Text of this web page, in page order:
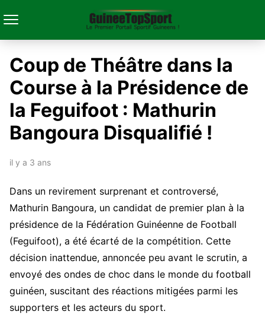
Coup de Théâtre dans la
Course à la Présidence de
la Feguifoot : Mathurin
Bangoura Disqualifié !
il y a 3 ans
Dans un revirement surprenant et controversé,
Mathurin Bangoura, un candidat de premier plan à la
présidence de la Fédération Guinéenne de Football
(Feguifoot), a été écarté de la compétition. Cette
décision inattendue, annoncée peu avant le scrutin, a
envoyé des ondes de choc dans le monde du football
guinéen, suscitant des réactions mitigées parmi les
supporters et les acteurs du sport.